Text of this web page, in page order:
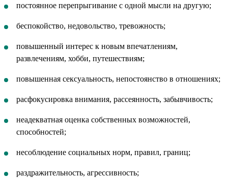
постоянное перепрыгивание с одной мысли на другую;
беспокойство, недовольство, тревожность;
повышенный интерес к новым впечатлениям,
развлечениям, хобби, путешествиям;
повышенная сексуальность, непостоянство в отношениях;
расфокусировка внимания, рассеянность, забывчивость;
неадекватная оценка собственных возможностей,
способностей;
несоблюдение социальных норм, правил, границ;
раздражительность, агрессивность;